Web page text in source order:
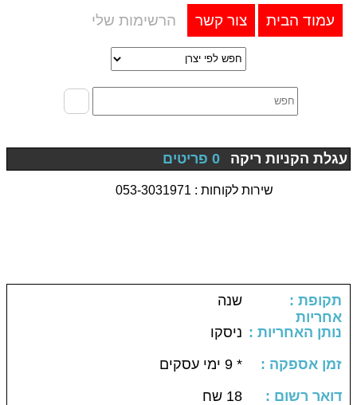
הרשימות שלי עמוד הבית צור קשר
עגלת הקניות ריקה 0 פריטים
שירות לקוחות : 053-3031971
: תקופת
אחריות
שנה
: נותן האחריות
ניסקו
: זמן אספקה
* 9 ימי עסקים
: דואר רשום
18 שח